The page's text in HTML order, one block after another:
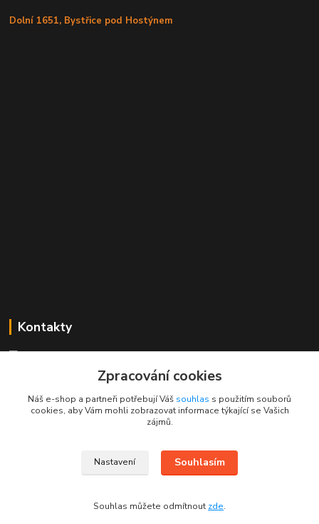
Dolní 1651, Bystřice pod Hostýnem
Kontakty
+420 725 613 837
info@rajklubicek.cz
Zpracování cookies
Náš e-shop a partneři potřebují Váš souhlas s použitím souborů
cookies, aby Vám mohli zobrazovat informace týkající se Vašich
zájmů.
Nastavení Souhlasím
Souhlas můžete odmítnout zde.